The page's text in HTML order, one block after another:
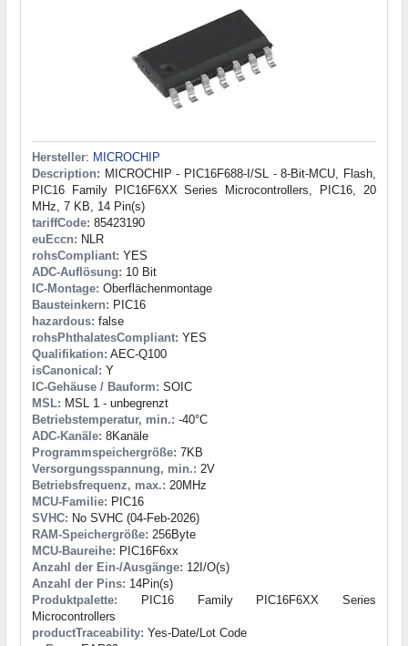
Hersteller: MICROCHIP
Description: MICROCHIP - PIC16F688-I/SL - 8-Bit-MCU, Flash,
PIC16 Family PIC16F6XX Series Microcontrollers, PIC16, 20
MHz, 7 KB, 14 Pin(s)
tariffCode: 85423190
euEccn: NLR
rohsCompliant: YES
ADC-Auflösung: 10 Bit
IC-Montage: Oberflächenmontage
Bausteinkern: PIC16
hazardous: false
rohsPhthalatesCompliant: YES
Qualifikation: AEC-Q100
isCanonical: Y
IC-Gehäuse / Bauform: SOIC
MSL: MSL 1 - unbegrenzt
Betriebstemperatur, min.: -40°C
ADC-Kanäle: 8Kanäle
Programmspeichergröße: 7KB
Versorgungsspannung, min.: 2V
Betriebsfrequenz, max.: 20MHz
MCU-Familie: PIC16
SVHC: No SVHC (04-Feb-2026)
RAM-Speichergröße: 256Byte
MCU-Baureihe: PIC16F6xx
Anzahl der Ein-/Ausgänge: 12I/O(s)
Anzahl der Pins: 14Pin(s)
Produktpalette: PIC16 Family PIC16F6XX Series
Microcontrollers
productTraceability: Yes-Date/Lot Code